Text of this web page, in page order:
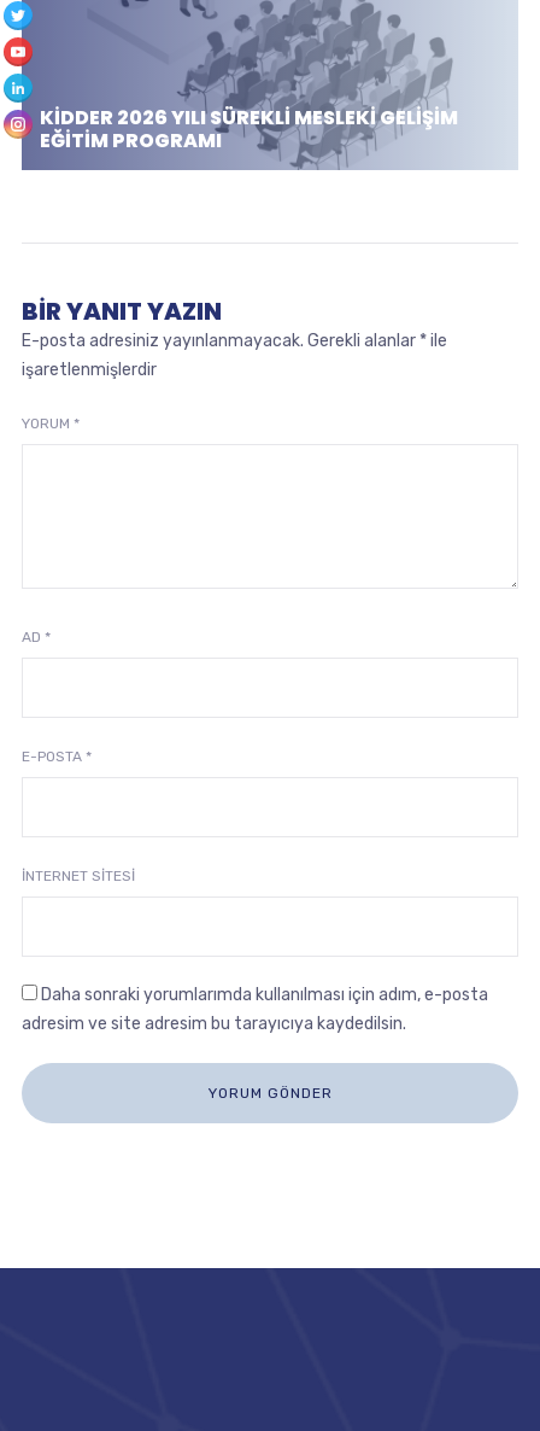
KİDDER 2026 YILI SÜREKLİ MESLEKİ GELİŞİM
EĞİTİM PROGRAMI
BIR YANIT YAZIN
E-posta adresiniz yayınlanmayacak. Gerekli alanlar *ile
işaretlenmişlerdir
YORUM *
AD *
E-POSTA *
İNTERNET SITESI
Daha sonraki yorumlarımda kullanılması için adım, e-posta
adresim ve site adresim bu tarayıcıya kaydedilsin.